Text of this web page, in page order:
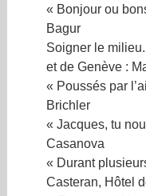
« Bonjour ou
Bagur
Soigner le
et de Genève :
« Poussés par
Brichler
« Jacques, tu
Casanova
« Durant
Casteran, Hôtel